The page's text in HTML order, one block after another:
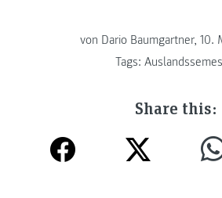
von Dario Baumgartner, 10.
Tags:
Share this: